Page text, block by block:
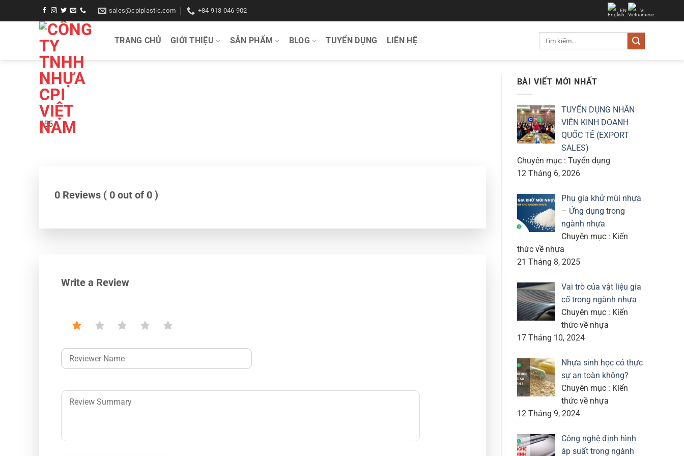
sales@cpiplastic.com +84 913 046 902 EN VI
TRANG CHỦ GIỚI THIỆU SẢN PHẨM BLOG TUYỂN DỤNG LIÊN HỆ
555
0 Reviews ( 0 out of 0 )
Write a Review
BÀI VIẾT MỚI NHẤT
TUYỂN DỤNG NHÂN
VIÊN KINH DOANH
QUỐC TẾ (EXPORT
SALES)
Chuyên mục : Tuyển dụng
12 Tháng 6, 2026
Phụ gia khử mùi nhựa
– Ứng dụng trong
ngành nhựa
Chuyên mục : Kiến
thức về nhựa
21 Tháng 8, 2025
Vai trò của vật liệu gia
cố trong ngành nhựa
Chuyên mục : Kiến
thức về nhựa
17 Tháng 10, 2024
Nhựa sinh học có thực
sự an toàn không?
Chuyên mục : Kiến
thức về nhựa
12 Tháng 9, 2024
Công nghệ định hình
áp suất trong ngành